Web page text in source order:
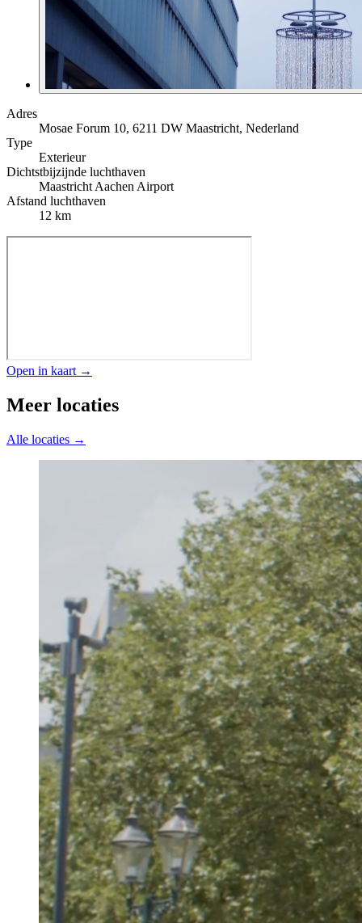
Adres
Mosae Forum 10, 6211 DW Maastricht, Nederland
Type
Exterieur
Dichtstbijzijnde luchthaven
Maastricht Aachen Airport
Afstand luchthaven
12 km
Open in kaart →
Meer locaties
Alle locaties →